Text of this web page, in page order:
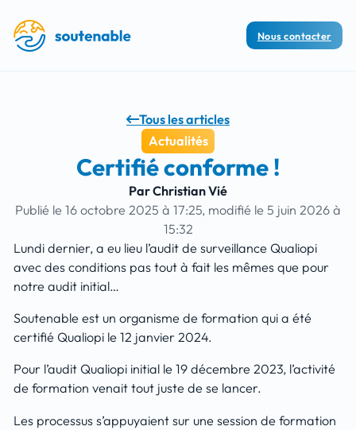
Nous contacter
Tous les articles
Actualités
Certifié conforme !
Par Christian Vié
Publié le 16 octobre 2025 à 17:25, modifié le 5 juin 2026 à
15:32
Lundi dernier, a eu lieu l’audit de surveillance Qualiopi
avec des conditions pas tout à fait les mêmes que pour
notre audit initial…
Soutenable est un organisme de formation qui a été
certifié Qualiopi le 12 janvier 2024.
Pour l’audit Qualiopi initial le 19 décembre 2023, l’activité
de formation venait tout juste de se lancer.
Les processus s’appuyaient sur une session de formation